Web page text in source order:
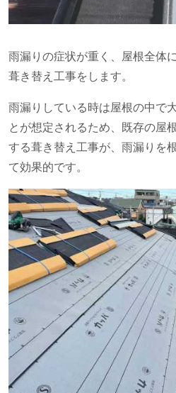
雨漏りの症状が重く、屋根全体
葺き替え工事をします。
雨漏りしている時は屋根の中で
とが想定されるため、既存の屋
する葺き替え工事が、雨漏りを
て効果的です。